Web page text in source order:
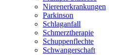
Nierenerkrankungen
Parkinson
Schlaganfall
Schmerztherapie
Schuppenflechte
Schwangerschaft